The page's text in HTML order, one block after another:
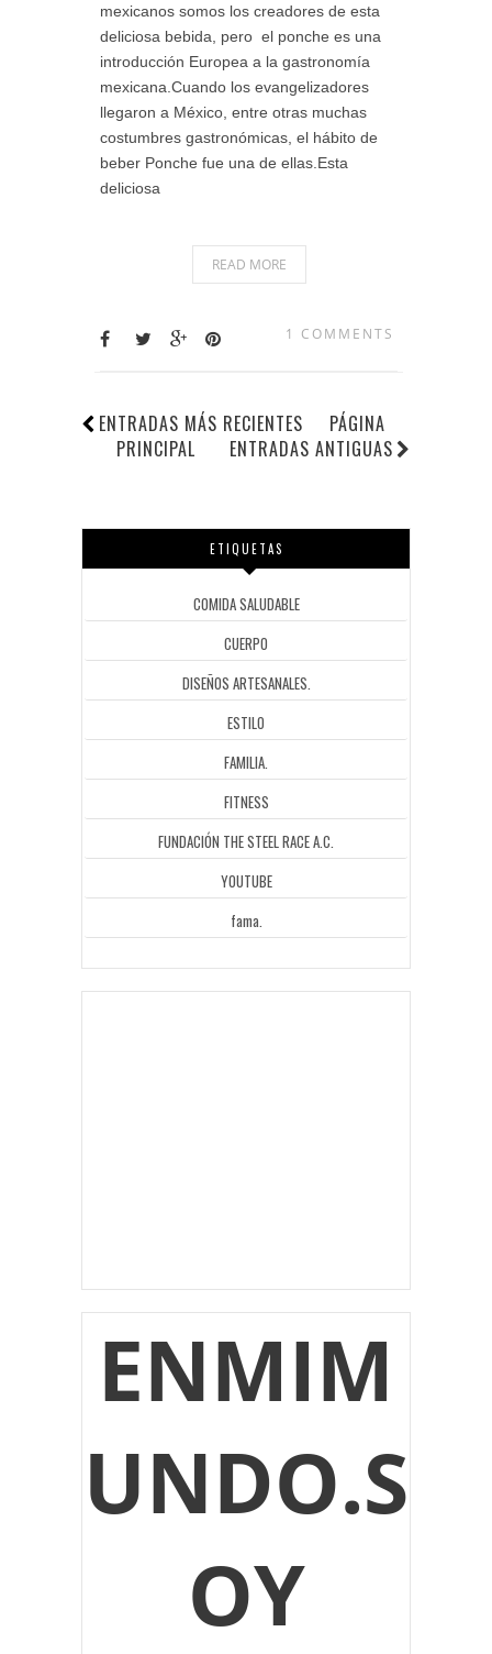
mexicanos somos los creadores de esta
deliciosa bebida, pero el ponche es una
introducción Europea a la gastronomía
mexicana.Cuando los evangelizadores
llegaron a México, entre otras muchas
costumbres gastronómicas, el hábito de
beber Ponche fue una de ellas.Esta
deliciosa
READ MORE
1 COMMENTS
ENTRADAS MÁS RECIENTES
ENTRADAS ANTIGUAS
PÁGINA
PRINCIPAL
ETIQUETAS
COMIDA SALUDABLE
CUERPO
DISEÑOS ARTESANALES.
ESTILO
FAMILIA.
FITNESS
FUNDACIÓN THE STEEL RACE A.C.
YOUTUBE
fama.
ENMIM
UNDO.S
OY